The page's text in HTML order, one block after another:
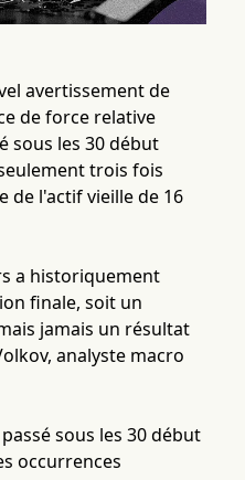
avertissement de
de force relative
sous les 30 début
trois fois
de l'actif vieille de 16
a historiquement
finale, soit un
jamais un résultat
analyste macro
sous les 30 début
occurrences